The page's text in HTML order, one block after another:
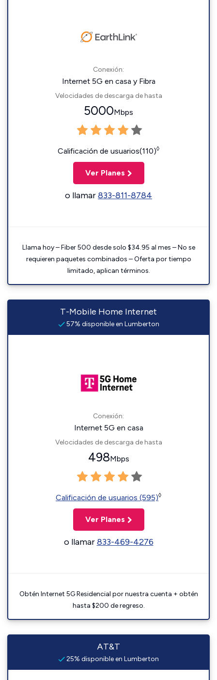
Conexión:
Internet 5G en casa y Fibra
Velocidades de descarga de hasta
5000Mbps
Calificación de usuarios(110)◊
Ver Planes
o llamar833-811-8784
Llama hoy – Fiber 500 desde solo $34.95 al mes – No se
requieren paquetes combinados – Oferta por tiempo
limitado, aplican términos.
T-Mobile Home Internet
57% disponible en Lumberton
Conexión:
Internet 5G en casa
Velocidades de descarga de hasta
498Mbps
Calificación de usuarios (595)◊
Ver Planes
o llamar833-469-4276
Obtén Internet 5G Residencial por nuestra cuenta + obtén
hasta $200 de regreso.
AT&T
25% disponible en Lumberton